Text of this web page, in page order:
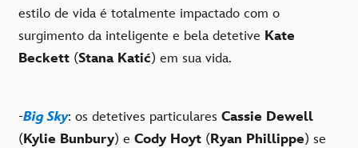
estilo de vida é totalmente impactado com o
surgimento da inteligente e bela detetive Kate
Beckett (Stana Katić) em sua vida.
-Big Sky: os detetives particulares Cassie Dewell
(Kylie Bunbury) e Cody Hoyt (Ryan Phillippe) se